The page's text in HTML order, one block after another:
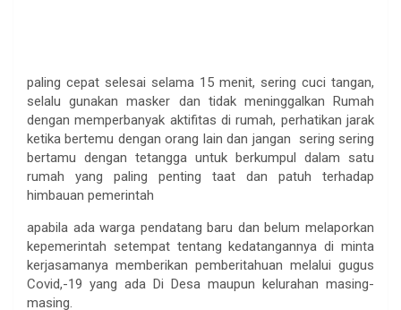
paling cepat selesai selama 15 menit, sering cuci tangan,
selalu gunakan masker dan tidak meninggalkan Rumah
dengan memperbanyak aktifitas di rumah, perhatikan jarak
ketika bertemu dengan orang lain dan jangan sering sering
bertamu dengan tetangga untuk berkumpul dalam satu
rumah yang paling penting taat dan patuh terhadap
himbauan pemerintah
apabila ada warga pendatang baru dan belum melaporkan
kepemerintah setempat tentang kedatangannya di minta
kerjasamanya memberikan pemberitahuan melalui gugus
Covid,-19 yang ada Di Desa maupun kelurahan masing-
masing.